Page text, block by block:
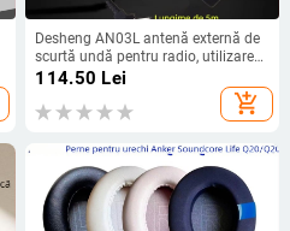
Desheng AN03L antenă externă de
scurtă undă pentru radio, utilizare
în exterior
114.50 Lei
add_shopping_cart